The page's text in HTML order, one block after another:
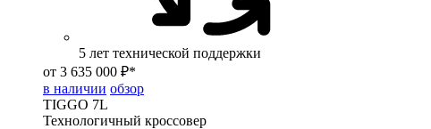
5 лет технической поддержки
от 3 635 000 ₽*
в наличии обзор
TIGGO 7L
Технологичный кроссовер